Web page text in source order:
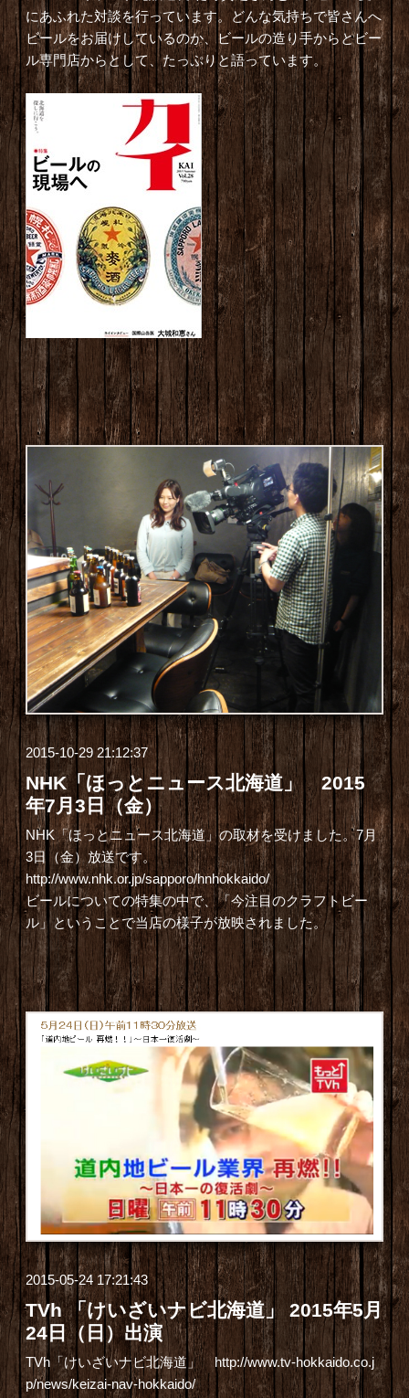
にあふれた対談を行っています。どんな気持ちで皆さんへ
ビールをお届けしているのか、ビールの造り手からとビー
ル専門店からとして、たっぷりと語っています。
2015-10-29 21:12:37
NHK「ほっとニュース北海道」 2015
年7月3日（金）
NHK「ほっとニュース北海道」の取材を受けました。7月
3日（金）放送です。
http://www.nhk.or.jp/sapporo/hnhokkaido/
ビールについての特集の中で、「今注目のクラフトビー
ル」ということで当店の様子が放映されました。
2015-05-24 17:21:43
TVh 「けいざいナビ北海道」 2015年5月
24日（日）出演
TVh「けいざいナビ北海道」 http://www.tv-hokkaido.co.j
p/news/keizai-nav-hokkaido/